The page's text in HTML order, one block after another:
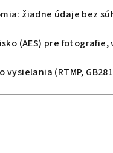
žiadne údaje bez
(AES) pre
vysielania (RTMP,